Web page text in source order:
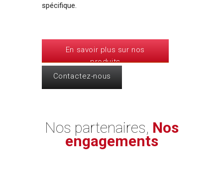
spécifique.
En savoir plus sur nos
produits
Contactez-nous
Contactez-nous
Nos partenaires, Nos
engagements